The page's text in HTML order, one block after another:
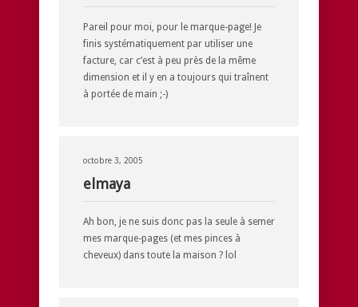
Pareil pour moi, pour le marque-page! Je
finis systématiquement par utiliser une
facture, car c’est à peu près de la même
dimension et il y en a toujours qui traînent
à portée de main ;-)
octobre 3, 2005
elmaya
Ah bon, je ne suis donc pas la seule à semer
mes marque-pages (et mes pinces à
cheveux) dans toute la maison ? lol